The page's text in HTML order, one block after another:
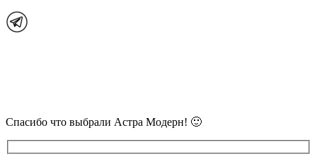
Спасибо что выбрали Астра Модерн! 🙂